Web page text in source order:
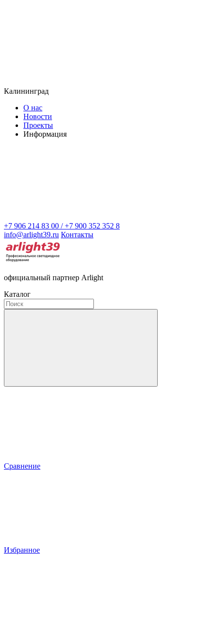
Калининград
О нас
Новости
Проекты
Информация
+7 906 214 83 00 / +7 900 352 352 8
info@arlight39.ru Контакты
официальный партнер Arlight
Каталог
Сравнение
Избранное